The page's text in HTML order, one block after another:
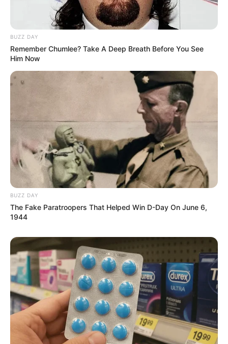
BUZZ DAY
Remember Chumlee? Take A Deep Breath Before You See
Him Now
BUZZ DAY
The Fake Paratroopers That Helped Win D-Day On June 6,
1944